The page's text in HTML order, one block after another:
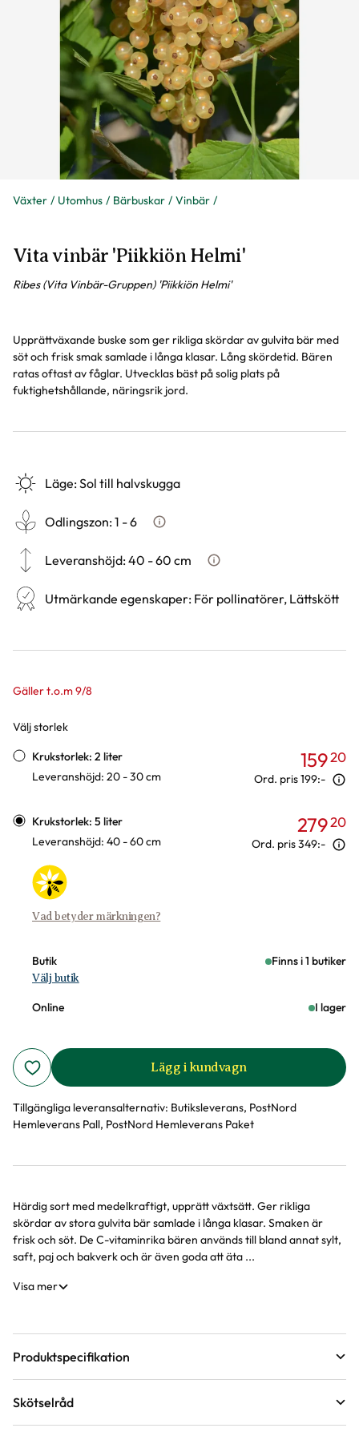
Växter Utomhus Bärbuskar Vinbär
Vita vinbär 'Piikkiön Helmi'
Ribes (Vita Vinbär-Gruppen) 'Piikkiön Helmi'
Upprättväxande buske som ger rikliga skördar av gulvita bär med
söt och frisk smak samlade i långa klasar. Lång skördetid. Bären
ratas oftast av fåglar. Utvecklas bäst på solig plats på
fuktighetshållande, näringsrik jord.
Läge:Sol till halvskugga
Odlingszon:1 - 6 Vad är odlingszon?
Leveranshöjd:40 - 60 cm Hur vi mäter leveranshöjd på
Utmärkande egenskaper: För pollinatörer, Lättskött
Gäller t.o.m 9/8
Välj storlek
Varianter
Krukstorlek: 2 liter
Leveranshöjd: 20 - 30 cm
15920
Ord. pris199:-
Krukstorlek: 5 liter
Leveranshöjd: 40 - 60 cm
Vad betyder märkningen?
27920
Ord. pris349:-
Butik Finns i 1 butiker
Välj butik
Online I lager
Lägg i kundvagn
Tillgängliga leveransalternativ: Butiksleverans, PostNord
Hemleverans Pall, PostNord Hemleverans Paket
Produktinformation
Härdig sort med medelkraftigt, upprätt växtsätt. Ger rikliga
skördar av stora gulvita bär samlade i långa klasar. Smaken är
frisk och söt. De C-vitaminrika bären används till bland annat sylt,
saft, paj och bakverk och är även goda att äta ...
Visa mer
Produktspecifikation
Krukstorlek
Skötselråd